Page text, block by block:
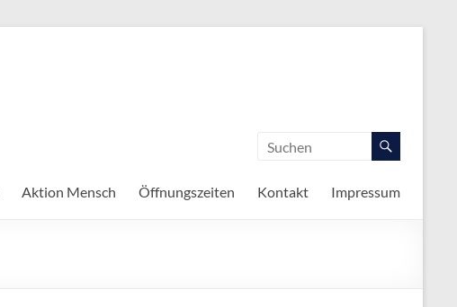
Aktion Mensch Öffnungszeiten Kontakt Impressum